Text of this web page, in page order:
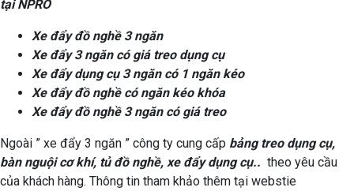
tại NPRO
Xe đẩy đồ nghề 3 ngăn
Xe đẩy 3 ngăn có giá treo dụng cụ
Xe đẩy dụng cụ 3 ngăn có 1 ngăn kéo
Xe đẩy đồ nghề có ngăn kéo khóa
Xe đẩy đồ nghề 3 ngăn có giá treo
Ngoài ” xe đẩy 3 ngăn ” công ty cung cấp bảng treo dụng cụ,
bàn nguội cơ khí, tủ đồ nghề, xe đẩy dụng cụ.. theo yêu cầu
của khách hàng. Thông tin tham khảo thêm tại webstie